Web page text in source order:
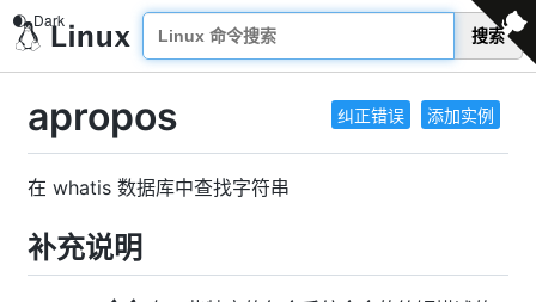
搜索
纠正错误 添加实例
apropos
在 whatis 数据库中查找字符串
补充说明